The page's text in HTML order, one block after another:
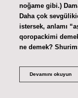
noğame gibi.)
Daha çok
istersek, anlamı
qoropackimi
ne demek?
Devamını okuyun